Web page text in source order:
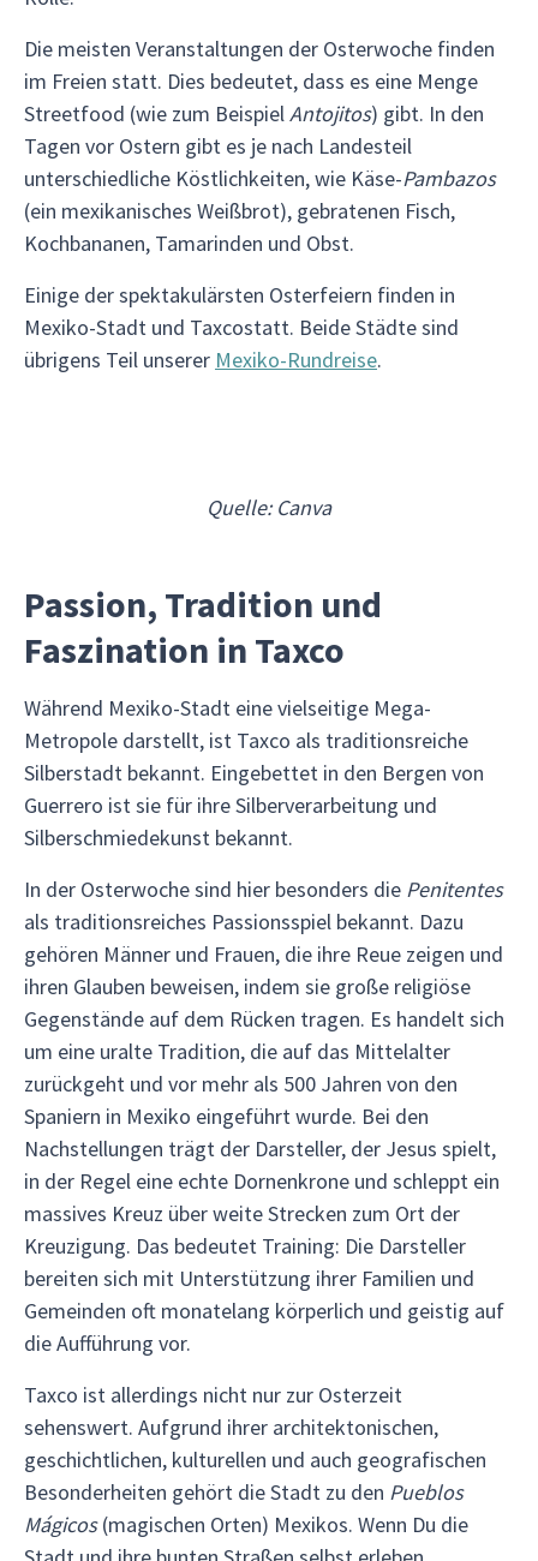
Die meisten Veranstaltungen der Osterwoche finden
im Freien statt. Dies bedeutet, dass es eine Menge
Streetfood (wie zum BeispielAntojitos) gibt. In den
Tagen vor Ostern gibt es je nach Landesteil
unterschiedliche Köstlichkeiten, wie Käse-Pambazos
(ein mexikanisches Weißbrot), gebratenen Fisch,
Kochbananen, Tamarinden und Obst.
Einige der spektakulärsten Osterfeiern finden in
Mexiko-Stadt und Taxcostatt. Beide Städte sind
übrigens Teil unserer Mexiko-Rundreise.
Quelle: Canva
Passion, Tradition und
Faszination in Taxco
Während Mexiko-Stadt eine vielseitige Mega-
Metropole darstellt, ist Taxco als traditionsreiche
Silberstadt bekannt. Eingebettet in den Bergen von
Guerrero ist sie für ihre Silberverarbeitung und
Silberschmiedekunst bekannt.
In der Osterwoche sind hier besonders die Penitentes
als traditionsreiches Passionsspiel bekannt. Dazu
gehören Männer und Frauen, die ihre Reue zeigen und
ihren Glauben beweisen, indem sie große religiöse
Gegenstände auf dem Rücken tragen. Es handelt sich
um eine uralte Tradition, die auf das Mittelalter
zurückgeht und vor mehr als 500 Jahren von den
Spaniern in Mexiko eingeführt wurde. Bei den
Nachstellungen trägt der Darsteller, der Jesus spielt,
in der Regel eine echte Dornenkrone und schleppt ein
massives Kreuz über weite Strecken zum Ort der
Kreuzigung. Das bedeutet Training: Die Darsteller
bereiten sich mit Unterstützung ihrer Familien und
Gemeinden oft monatelang körperlich und geistig auf
die Aufführung vor.
Taxco ist allerdings nicht nur zur Osterzeit
sehenswert. Aufgrund ihrer architektonischen,
geschichtlichen, kulturellen und auch geografischen
Besonderheiten gehört die Stadt zu den Pueblos
Mágicos(magischen Orten) Mexikos. Wenn Du die